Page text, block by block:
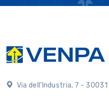
Via dell'Industria, 7 - 30031